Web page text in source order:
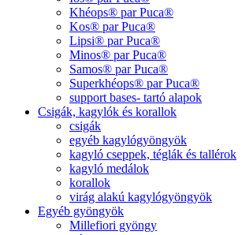
Khéops® par Puca®
Kos® par Puca®
Lipsi® par Puca®
Minos® par Puca®
Samos® par Puca®
Superkhéops® par Puca®
support bases- tartó alapok
Csigák, kagylók és korallok
csigák
egyéb kagylógyöngyök
kagyló cseppek, téglák és tallérok
kagyló medálok
korallok
virág alakú kagylógyöngyök
Egyéb gyöngyök
Millefiori gyöngy